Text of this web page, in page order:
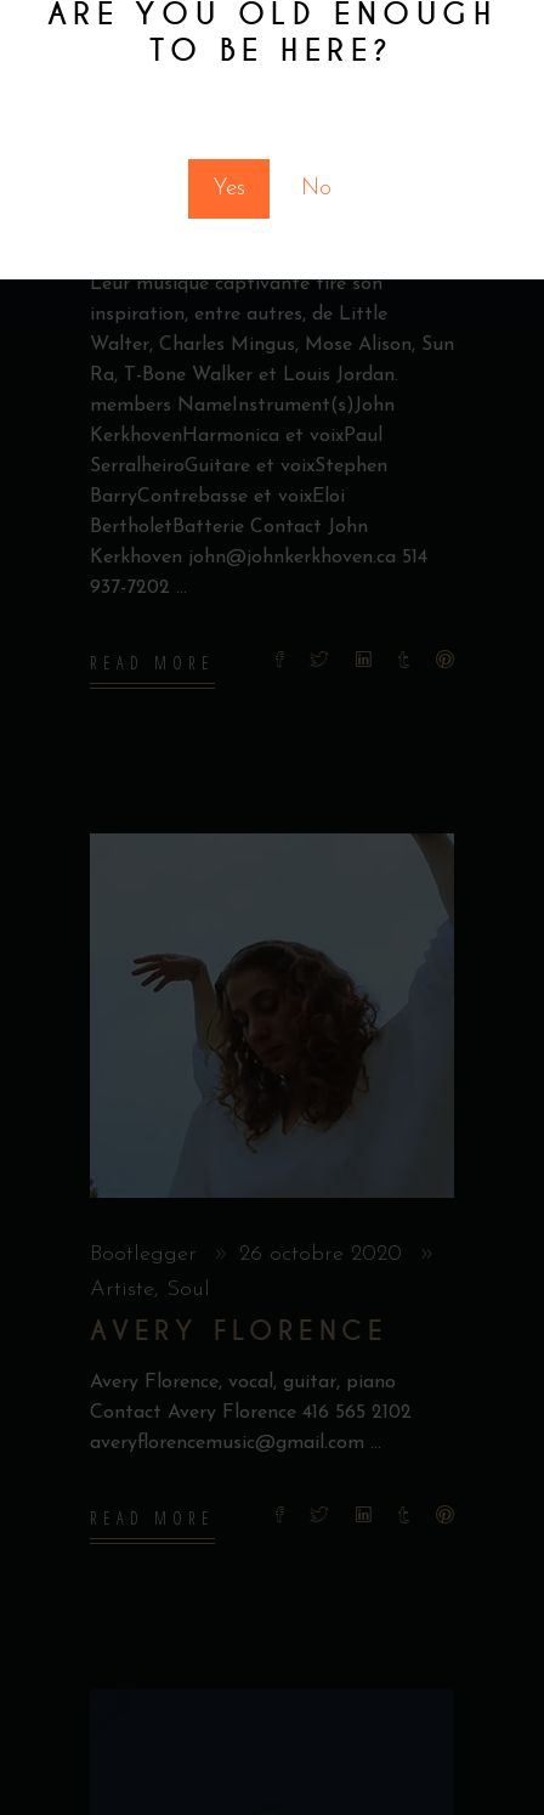
ARE YOU OLD ENOUGH
TO BE HERE?
Yes No
MOJO VIPERS
Le quatuor Mojo Vipers est à la fois un
Leur musique captivante tire son
inspiration, entre autres, de Little
Walter, Charles Mingus, Mose Alison, Sun
Ra, T-Bone Walker et Louis Jordan.
members NameInstrument(s)John
KerkhovenHarmonica et voixPaul
SerralheiroGuitare et voixStephen
BarryContrebasse et voixEloi
BertholetBatterie Contact John
Kerkhoven john@johnkerkhoven.ca 514
937-7202
READ MORE
Bootlegger
26 octobre 2020
Artiste, Soul
AVERY FLORENCE
Avery Florence, vocal, guitar, piano
Contact Avery Florence 416 565 2102
averyflorencemusic@gmail.com
READ MORE